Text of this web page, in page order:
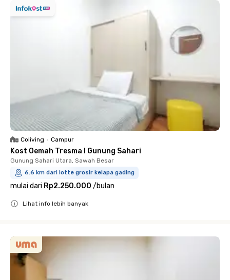
Coliving • Campur
Kost Oemah Tresma I Gunung Sahari
Gunung Sahari Utara, Sawah Besar
6.6 km dari lotte grosir kelapa gading
mulai dari Rp2.250.000 /bulan
Lihat info lebih banyak